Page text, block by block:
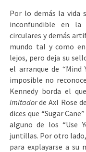
Por lo demás la vida
inconfundible en la
circulares y demás
mundo tal y como
lejos, pero deja su
el arranque de “Mind
imposible no
Kennedy borda el
imitadorde Axl Rose
dices que “Sugar
alguno de los “Use
juntillas. Por otro lado,
para explayarse a su